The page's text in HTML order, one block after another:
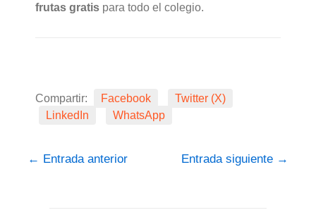
frutas gratis para todo el colegio.
Compartir: Facebook
Twitter (X)
LinkedIn
WhatsApp
← Entrada anterior Entrada siguiente →